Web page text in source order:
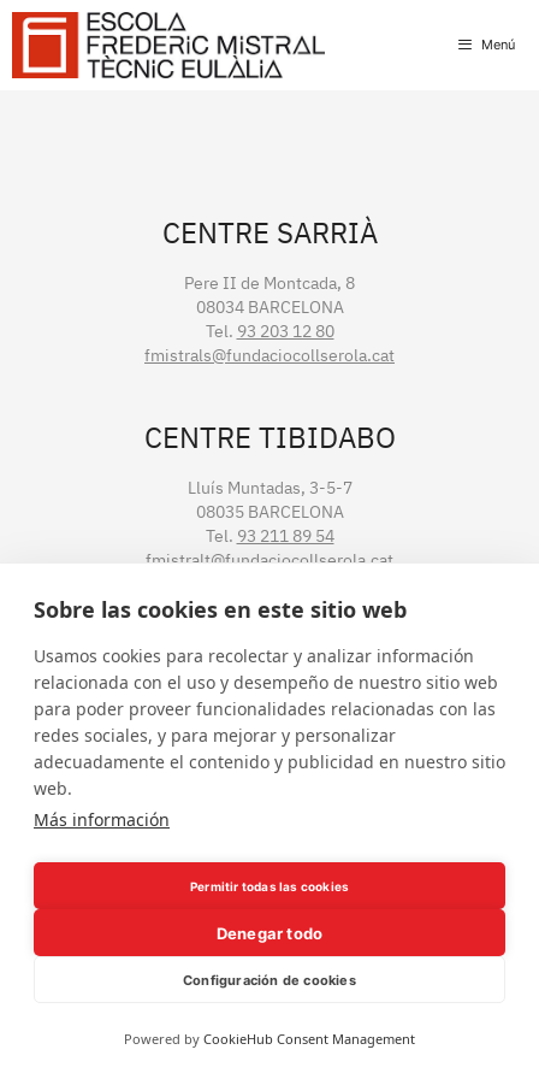
Skip
Menú
CENTRE SARRIÀ
Pere II de Montcada, 8
08034 BARCELONA
Tel. 93 203 12 80
fmistrals@fundaciocollserola.cat
CENTRE TIBIDABO
Lluís Muntadas, 3-5-7
08035 BARCELONA
Tel. 93 211 89 54
fmistralt@fundaciocollserola.cat
Instagram
Facebook
LinkedIn
YouTube
Borsa de treball
Sobre las cookies en este sitio web
Usamos cookies para recolectar y analizar información
relacionada con el uso y desempeño de nuestro sitio web
para poder proveer funcionalidades relacionadas con las
redes sociales, y para mejorar y personalizar
adecuadamente el contenido y publicidad en nuestro sitio
web.
Más información
Permitir todas las cookies
Denegar todo
Configuración de cookies
Powered by CookieHub Consent Management